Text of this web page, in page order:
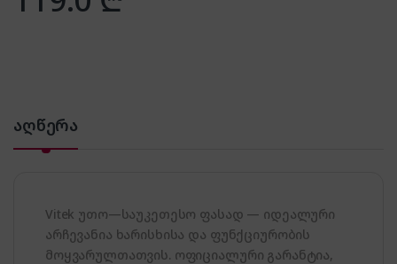
აღწერა
Vitek უთო—საუკეთესო ფასად — იდეალური
არჩევანია ხარისხისა და ფუნქციურობის
მოყვარულთათვის. ოფიციალური გარანტია,